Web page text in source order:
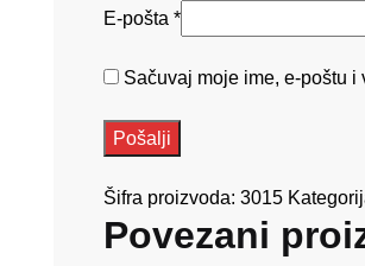
E-pošta *
Sačuvaj moje ime, e-poštu
Šifra proizvoda: 3015
Povezani